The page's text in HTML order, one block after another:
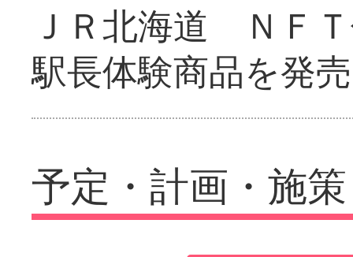
ＪＲ北海道 ＮＦ
駅長体験商品を発売
予定・計画・施策